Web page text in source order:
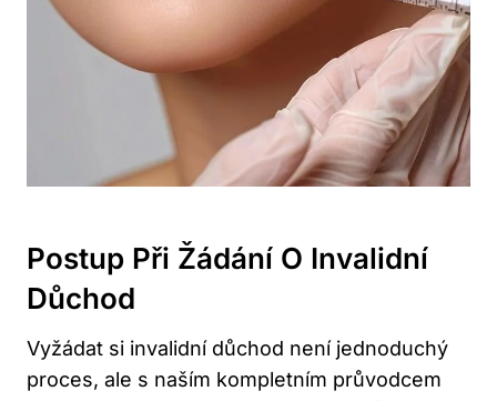
Postup Při Žádání O Invalidní
Důchod
Vyžádat si invalidní důchod není jednoduchý
proces, ale s naším kompletním průvodcem